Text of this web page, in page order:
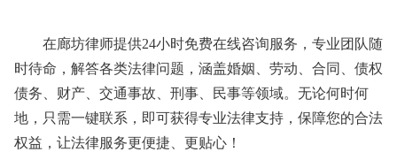
在廊坊律师提供24小时免费在线咨询服务，专业团队随
时待命，解答各类法律问题，涵盖婚姻、劳动、合同、债权
债务、财产、交通事故、刑事、民事等领域。无论何时何
地，只需一键联系，即可获得专业法律支持，保障您的合法
权益，让法律服务更便捷、更贴心！